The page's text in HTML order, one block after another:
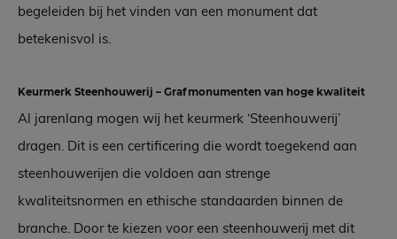
begeleiden bij het vinden van een monument dat
betekenisvol is.
Keurmerk Steenhouwerij – Grafmonumenten van hoge kwaliteit
Al jarenlang mogen wij het keurmerk ‘Steenhouwerij’
dragen. Dit is een certificering die wordt toegekend aan
steenhouwerijen die voldoen aan strenge
kwaliteitsnormen en ethische standaarden binnen de
branche. Door te kiezen voor een steenhouwerij met dit